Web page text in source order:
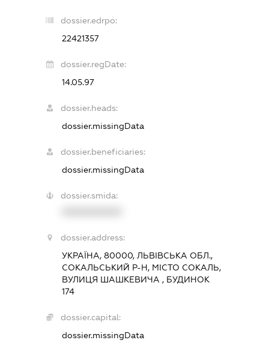
dossier.edrpo:
22421357
dossier.regDate:
14.05.97
dossier.heads:
dossier.missingData
dossier.beneficiaries:
dossier.missingData
dossier.smida:
dossier.address:
УКРАЇНА, 80000, ЛЬВІВСЬКА ОБЛ.,
СОКАЛЬСЬКИЙ Р-Н, МІСТО СОКАЛЬ,
ВУЛИЦЯ ШАШКЕВИЧА , БУДИНОК
174
dossier.capital:
dossier.missingData